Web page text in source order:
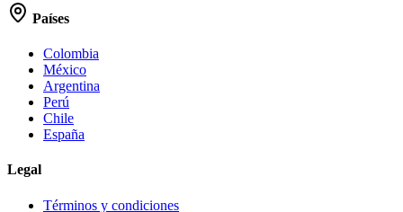
Países
Colombia
México
Argentina
Perú
Chile
España
Legal
Términos y condiciones